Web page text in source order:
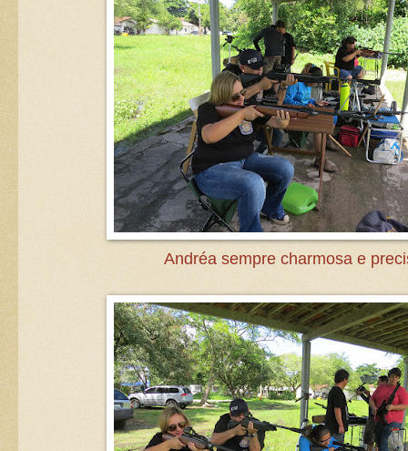
Andréa sempre charmosa e